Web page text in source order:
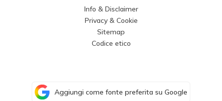
Info & Disclaimer
Privacy & Cookie
Sitemap
Codice etico
Aggiungi come fonte preferita su Google